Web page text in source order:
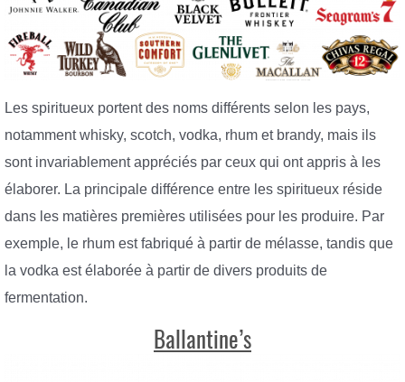
Les spiritueux portent des noms différents selon les pays,
notamment whisky, scotch, vodka, rhum et brandy, mais ils
sont invariablement appréciés par ceux qui ont appris à les
élaborer. La principale différence entre les spiritueux réside
dans les matières premières utilisées pour les produire. Par
exemple, le rhum est fabriqué à partir de mélasse, tandis que
la vodka est élaborée à partir de divers produits de
fermentation.
Ballantine’s